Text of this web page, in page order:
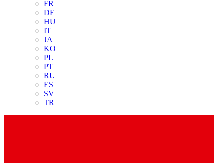
FR
DE
HU
IT
JA
KO
PL
PT
RU
ES
SV
TR